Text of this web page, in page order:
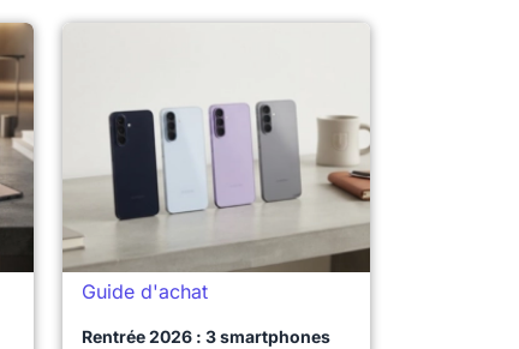
Guide d'achat
Rentrée 2026 : 3 smartphones